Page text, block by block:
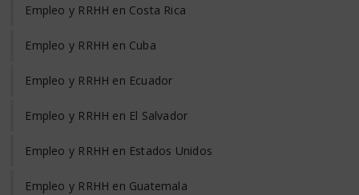
Empleo y RRHH en Costa Rica
Empleo y RRHH en Cuba
Empleo y RRHH en Ecuador
Empleo y RRHH en El Salvador
Empleo y RRHH en Estados Unidos
Empleo y RRHH en Guatemala